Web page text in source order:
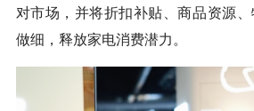
对市场，并将折扣补贴、商品资源
做细，释放家电消费潜力。